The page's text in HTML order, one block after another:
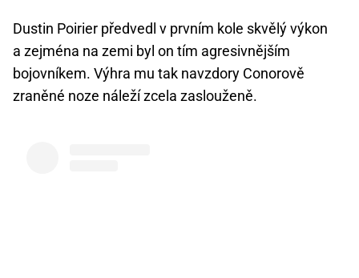
Dustin Poirier předvedl v prvním kole skvělý výkon
a zejména na zemi byl on tím agresivnějším
bojovníkem. Výhra mu tak navzdory Conorově
zraněné noze náleží zcela zaslouženě.